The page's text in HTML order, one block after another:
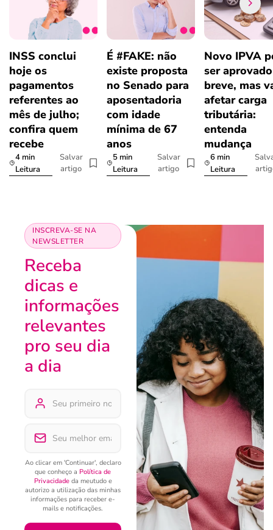
INSS conclui
hoje os
pagamentos
referentes ao
mês de julho;
confira quem
recebe
4 min
Leitura
Salvar
artigo
É #FAKE: não
existe proposta
no Senado para
aposentadoria
com idade
mínima de 67
anos
5 min
Leitura
Salvar
artigo
Novo IPVA
ser
breve, mas
afetar carga
tributária:
entenda
mudança
6 min
Leitura
INSCREVA-SE NA
NEWSLETTER
Receba
dicas e
informações
relevantes
pro seu dia
a dia
Ao clicar em 'Continuar', declaro
que conheço a Política de
Privacidadeda meutudo e
autorizo a utilização das minhas
informações para receber e-
mails e notificações.